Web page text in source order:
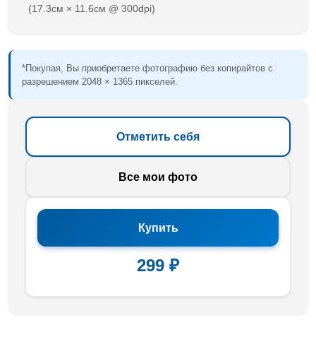
(17.3см × 11.6см @ 300dpi)
*Покупая, Вы приобретаете фотографию без копирайтов с
разрешением 2048 × 1365 пикселей.
Отметить себя
Все мои фото
Купить
299 ₽